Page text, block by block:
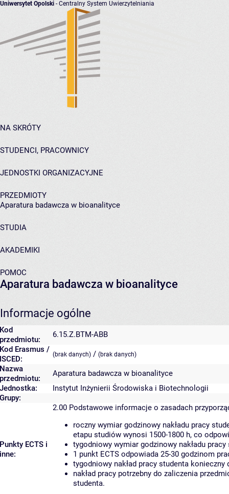
Uniwersytet Opolski - Centralny System Uwierzytelniania
NA SKRÓTY
STUDENCI, PRACOWNICY
JEDNOSTKI ORGANIZACYJNE
PRZEDMIOTY
Aparatura badawcza w bioanalityce
STUDIA
AKADEMIKI
POMOC
Aparatura badawcza w bioanalityce
Informacje ogólne
Kod
przedmiotu:
6.15.Z.BTM-ABB
Kod Erasmus /
ISCED:
(brak danych) / (brak danych)
Nazwa
przedmiotu:
Aparatura badawcza w bioanalityce
Jednostka:
Instytut Inżynierii Środowiska i Biotechnologii
Grupy:
Punkty ECTS i
inne:
2.00 Podstawowe informacje o zasadach
roczny wymiar godzinowy nakładu pracy
etapu studiów wynosi 1500-1800 h, co
tygodniowy wymiar godzinowy nakładu
1 punkt ECTS odpowiada 25-30 godzinom
tygodniowy nakład pracy studenta
nakład pracy potrzebny do zaliczenia
studenta.